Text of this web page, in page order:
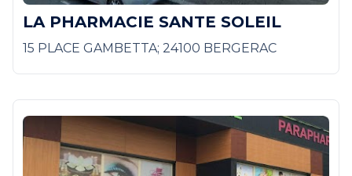
LA PHARMACIE SANTE SOLEIL
15 PLACE GAMBETTA; 24100 BERGERAC